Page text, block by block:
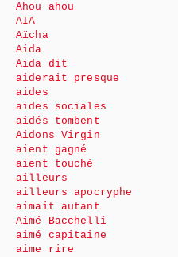
Ahou ahou
AIA
Aïcha
Aida
Aida dit
aiderait presque
aides
aides sociales
aidés tombent
Aidons Virgin
aient gagné
aient touché
ailleurs
ailleurs apocryphe
aimait autant
Aimé Bacchelli
aimé capitaine
aime rire